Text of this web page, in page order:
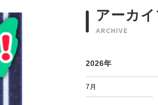
アーカ
ARCHIVE
2026年
7月